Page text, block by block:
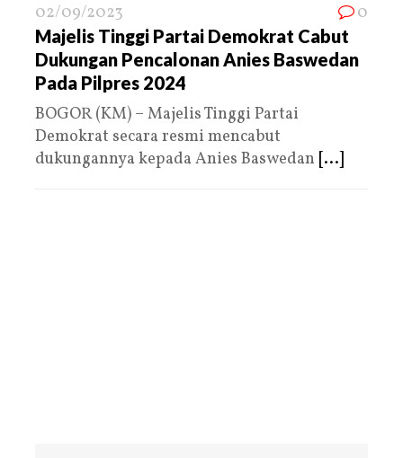
02/09/2023 0
Majelis Tinggi Partai Demokrat Cabut
Dukungan Pencalonan Anies Baswedan
Pada Pilpres 2024
BOGOR (KM) – Majelis Tinggi Partai
Demokrat secara resmi mencabut
dukungannya kepada Anies Baswedan [...]